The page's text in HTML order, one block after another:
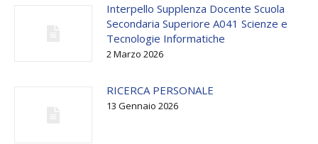
Interpello Supplenza Docente Scuola
Secondaria Superiore A041 Scienze e
Tecnologie Informatiche
2 Marzo 2026
RICERCA PERSONALE
13 Gennaio 2026